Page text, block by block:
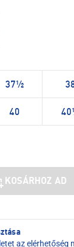
37½
40
KOSÁRHOZ AD
az elérhetőség